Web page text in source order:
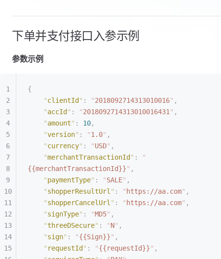
下单并支付接口入参示例
参数示例
{
    "
clientId " : "2018092714313010016" ,
    "
accId " : "2018092714313010016431 " ,
    "
amount" : 10,
    "
version" : "1.0" ,
    "
currency" : "USD" ,
    "
merchantTransactionId " :
"
{{merchantTransactionId}}" ,
    "
paymentType" : "SALE" ,
    "
shopperResultUrl " : " https://aa.com" ,
    "
shopperCancelUrl " : " https://aa.com" ,
    "
signType" : "MD5" ,
    "
threeDSecure" : "N" ,
    "
sign" : "{{Sign}}" ,
    "
requestId " : "{{requestId}}" ,